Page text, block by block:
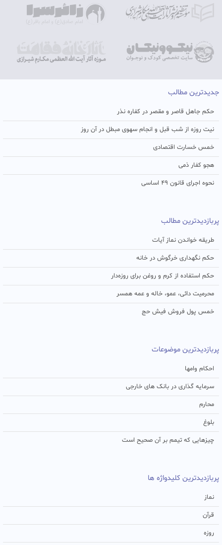
جدیدترین مطالب
حکم جاهل قاصر و مقصر در کفاره نذر
نیت روزه از شب قبل و انجام سهوی مبطل در آن روز
خمس خسارت اقتصادی
هجو کفار ذمی
نحوه اجرای قانون ۴۹ اساسی
پربازدیدترین مطالب
طریقه خواندن نماز آیات
حکم نگهداری خرگوش در خانه
حکم استفاده از کرم و روغن برای روزه‌دار
محرمیت دائی، عمو، خاله و عمه همسر
خمس پول فروش فیش حج
پربازدیدترین موضوعات
احکام وامها
سرمایه گذاری در بانک های خارجی
محارم
بلوغ
چیزهایی که تیمم بر آن صحیح است
پربازدیدترین کلیدواژه ها
نماز
قرآن
روزه